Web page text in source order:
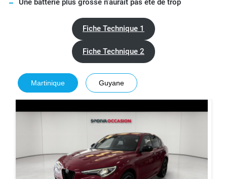
Fiche Technique 1
Fiche Technique 2
Martinique Guyane